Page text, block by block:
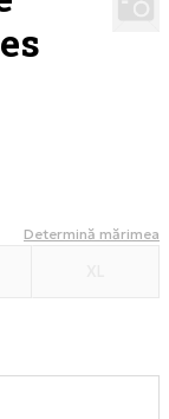
Determină mărimea